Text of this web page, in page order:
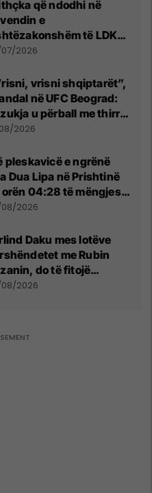
që ndodhi në
e
të LDK-
2026
vrisni shqiptarët”,
në UFC Beograd:
u përball me thirrje
shqiptare nga
2026
pleskavicë e ngrënë
Dua Lipa në Prishtinë
orën 04:28 të mëngjesit
bota digjitale serbe
2026
Daku mes lotëve
me Rubin
do të fitojë
te Spartak Moska
2026